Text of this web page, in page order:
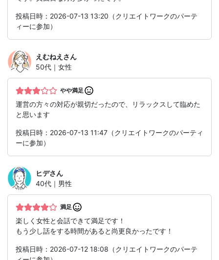
投稿日時：2026-07-13 13:20（クリエイトワークのパーテ
ィーに参加）
えむねえ さん
50代｜女性
やや満足
運営の方々の対応が親切だったので、リラックスして臨めた
と思います
投稿日時：2026-07-13 11:47（クリエイトワークのパーティ
ーに参加）
ヒデさん
40代｜男性
満足
楽しく女性と会話できて満足です！
もう少し話をする時間があると尚更良かったです！
投稿日時：2026-07-12 18:08（クリエイトワークのパーテ